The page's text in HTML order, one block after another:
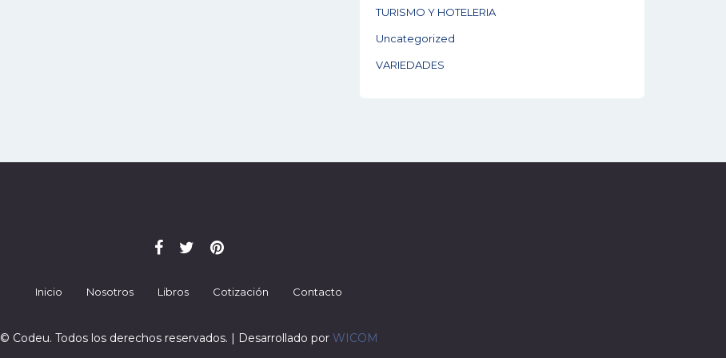
TURISMO Y HOTELERIA
Uncategorized
VARIEDADES
Inicio Nosotros Libros Cotización Contacto
© Codeu. Todos los derechos reservados. | Desarrollado por WICOM